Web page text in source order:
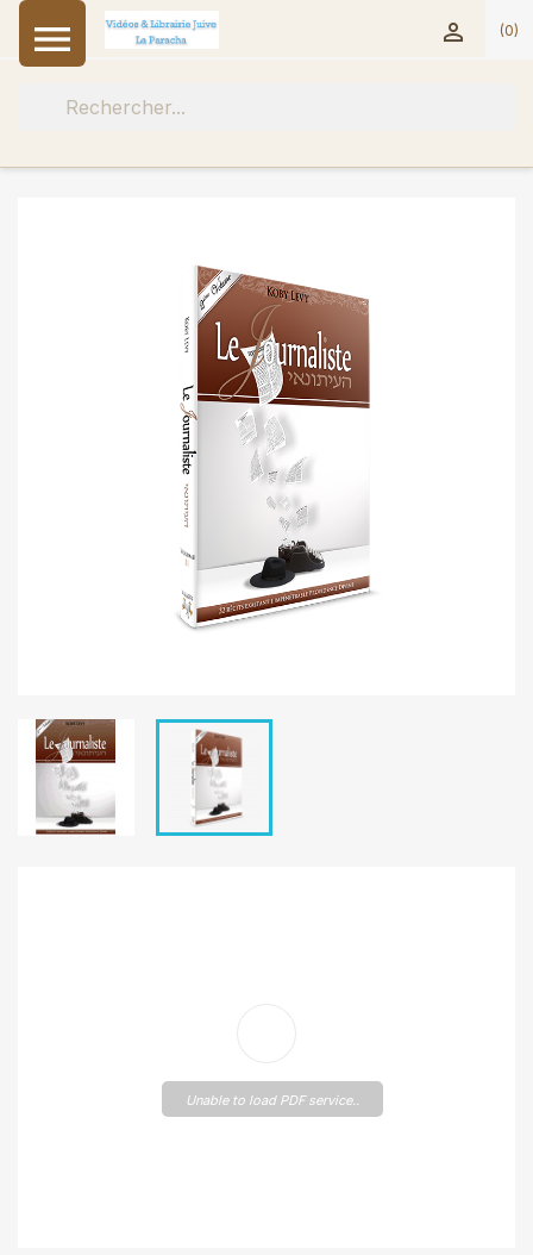
 (0)

Unable to load PDF service..